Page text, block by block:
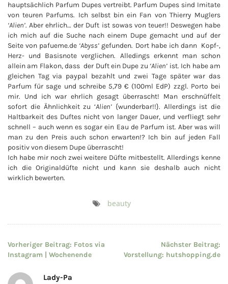
hauptsächlich Parfum Dupes vertreibt. Parfum Dupes sind Imitate
von teuren Parfums. Ich selbst bin ein Fan von Thierry Muglers
‘Alien’. Aber ehrlich… der Duft ist sowas von teuer!! Deswegen habe
ich mich auf die Suche nach einem Dupe gemacht und auf der
Seite von pafueme.de ‘Abyss’ gefunden. Dort habe ich dann Kopf-,
Herz- und Basisnote verglichen. Alledings erkennt man schon
allein am Flakon, dass der Duft ein Dupe zu ‘Alien’ ist. Ich habe am
gleichen Tag via paypal bezahlt und zwei Tage später war das
Parfum für sage und schreibe 5,79 € (100ml EdP) zzgl. Porto bei
mir. Und ich war ehrlich gesagt überrascht! Man erschnüffelt
sofort die Ähnlichkeit zu ‘Alien’ {wunderbar!!}. Allerdings ist die
Haltbarkeit des Duftes nicht von langer Dauer, und verfliegt sehr
schnell – auch wenn es sogar ein Eau de Parfum ist. Aber was will
man zu den Preis auch schon erwarten!? Ich bin auf jeden Fall
positiv von diesem Dupe überrascht!
Ich habe mir noch zwei weitere Düfte mitbestellt. Allerdings kenne
ich die Originaldüfte nicht und kann sie deshalb auch nicht
wirklich bewerten.
beauty
Beitragsnavigation
Vorheriger Beitrag: Fotos via
Instagram | Wochenende
Nächster Beitrag:
Vorstellung: hutshopping.de
Lady-Pa